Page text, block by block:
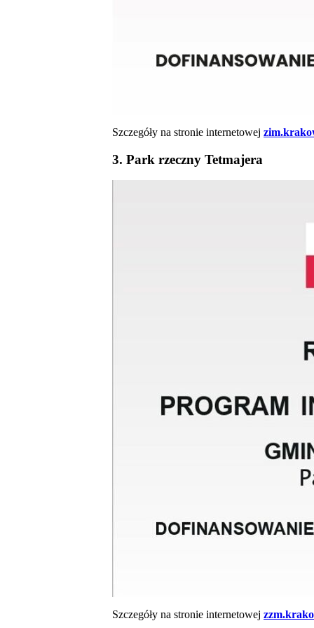
Szczegóły na stronie internetowej
3. Park rzeczny Tetmajera
Szczegóły na stronie internetowej